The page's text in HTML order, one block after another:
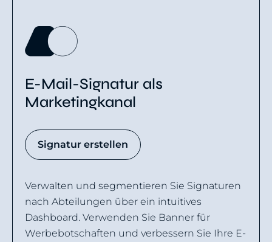
E-Mail-Signatur als
Marketingkanal
Signatur erstellen
Verwalten und segmentieren Sie Signaturen
nach Abteilungen über ein intuitives
Dashboard. Verwenden Sie Banner für
Werbebotschaften und verbessern Sie Ihre E-